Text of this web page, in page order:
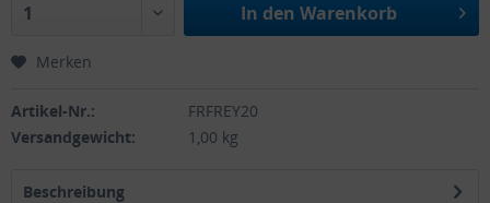
In den Warenkorb
Merken
Artikel-Nr.:
FRFREY20
Versandgewicht:
1,00 kg
Beschreibung